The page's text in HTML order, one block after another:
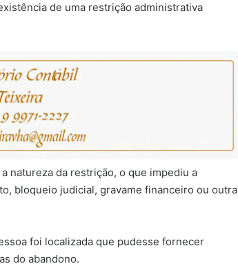
de uma restrição administrativa
natureza da restrição, o que impediu a
bloqueio judicial, gravame financeiro ou outra
foi localizada que pudesse fornecer
do abandono.